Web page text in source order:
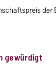
gewürdigt